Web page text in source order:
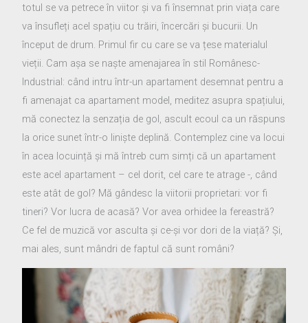
totul se va petrece în viitor și va fi însemnat prin viața care
va însufleți acel spațiu cu trăiri, încercări și bucurii. Un
început de drum. Primul fir cu care se va țese materialul
vieții. Cam așa se naște amenajarea în stil Românesc-
Industrial: când intru într-un apartament desemnat pentru a
fi amenajat ca apartament model, meditez asupra spațiului,
mă conectez la senzația de gol, ascult ecoul ca un răspuns
la orice sunet într-o liniște deplină. Contemplez cine va locui
în acea locuință și mă întreb cum simți că un apartament
este acel apartament – cel dorit, cel care te atrage -, când
este atât de gol? Mă gândesc la viitorii proprietari: vor fi
tineri? Vor lucra de acasă? Vor avea orhidee la fereastră?
Ce fel de muzică vor asculta și ce-și vor dori de la viață? Și,
mai ales, sunt mândri de faptul că sunt români?